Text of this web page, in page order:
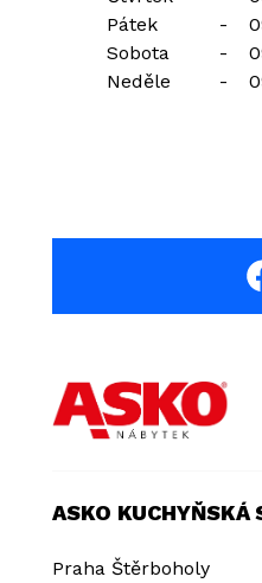
Pátek
-
Sobota
-
Neděle
-
ASKO KUCHYŇSKÁ
Praha Štěrboholy